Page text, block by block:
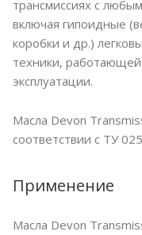
трансмиссиях с
включая гипоидные
коробки и др.)
техники,
эксплуатации.
Масла Devon
соответствии с ТУ
Применение
Масла Devon